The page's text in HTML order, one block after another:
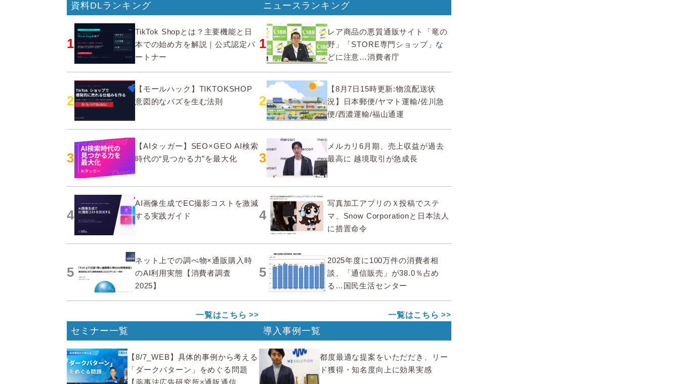
資料DLランキング
1
TikTok Shopとは？主要機能と日
本での始め方を解説｜公式認定パ
ートナー
2
【モールハック】TIKTOKSHOP
意図的なバズを生む法則
3
【AIタッガー】SEO×GEO AI検索
時代の“見つかる力”を最大化
4
AI画像生成でEC撮影コストを激減
する実践ガイド
5
ネット上での調べ物×通販購入時
のAI利用実態【消費者調査
2025】
一覧はこちら
ニュースランキング
1
レア商品の悪質通販サイト「竜の
野」「STORE専門ショップ」な
どに注意…消費者庁
2
【8月7日15時更新:物流配送状
況】日本郵便/ヤマト運輸/佐川急
便/西濃運輸/福山通運
3
メルカリ6月期、売上収益が過去
最高に 越境取引が急成長
4
写真加工アプリのＸ投稿でステ
マ、Snow Corporationと日本法人
に措置命令
5
2025年度に100万件の消費者相
談、「通信販売」が38.0％占め
る…国民生活センター
一覧はこちら
セミナー一覧
【8/7_WEB】具体的事例から考える
「ダークパターン」をめぐる問題
導入事例一覧
都度最適な提案をいただだき、リー
ド獲得・知名度向上に効果実感